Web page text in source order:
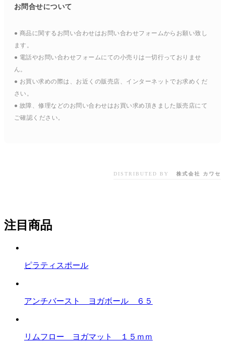
お問合せについて
● 商品に関するお問い合わせはお問い合わせフォームからお願い致し
ます。
● 電話やお問い合わせフォームにての小売りは一切行っておりませ
ん。
● お買い求めの際は、お近くの販売店、インターネットでお求めくだ
さい。
● 故障、修理などのお問い合わせはお買い求め頂きました販売店にて
ご確認ください。
DISTRIBUTED BY 株式会社 カワセ
注目商品
ピラティスポール
アンチバースト ヨガボール ６５
リムフロー ヨガマット １５ｍｍ